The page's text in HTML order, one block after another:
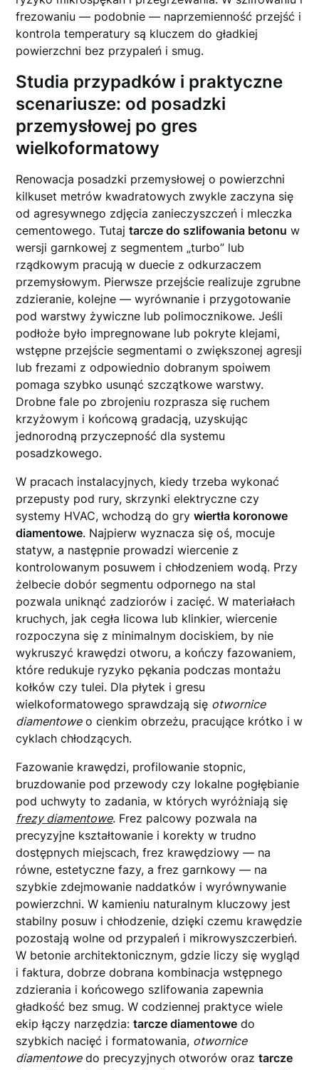
frezowaniu — podobnie — naprzemienność przejść i
kontrola temperatury są kluczem do gładkiej
powierzchni bez przypaleń i smug.
Studia przypadków i praktyczne
scenariusze: od posadzki
przemysłowej po gres
wielkoformatowy
Renowacja posadzki przemysłowej o powierzchni
kilkuset metrów kwadratowych zwykle zaczyna się
od agresywnego zdjęcia zanieczyszczeń i mleczka
cementowego. Tutajtarcze do szlifowania betonu w
wersji garnkowej z segmentem „turbo” lub
rządkowym pracują w duecie z odkurzaczem
przemysłowym. Pierwsze przejście realizuje zgrubne
zdzieranie, kolejne — wyrównanie i przygotowanie
pod warstwy żywiczne lub polimocznikowe. Jeśli
podłoże było impregnowane lub pokryte klejami,
wstępne przejście segmentami o zwiększonej agresji
lub frezami z odpowiednio dobranym spoiwem
pomaga szybko usunąć szczątkowe warstwy.
Drobne fale po zbrojeniu rozprasza się ruchem
krzyżowym i końcową gradacją, uzyskując
jednorodną przyczepność dla systemu
posadzkowego.
W pracach instalacyjnych, kiedy trzeba wykonać
przepusty pod rury, skrzynki elektryczne czy
systemy HVAC, wchodzą do grywiertła koronowe
diamentowe. Najpierw wyznacza się oś, mocuje
statyw, a następnie prowadzi wiercenie z
kontrolowanym posuwem i chłodzeniem wodą. Przy
żelbecie dobór segmentu odpornego na stal
pozwala uniknąć zadziorów i zacięć. W materiałach
kruchych, jak cegła licowa lub klinkier, wiercenie
rozpoczyna się z minimalnym dociskiem, by nie
wykruszyć krawędzi otworu, a kończy fazowaniem,
które redukuje ryzyko pękania podczas montażu
kołków czy tulei. Dla płytek i gresu
wielkoformatowego sprawdzają się otwornice
diamentoweo cienkim obrzeżu, pracujące krótko i w
cyklach chłodzących.
Fazowanie krawędzi, profilowanie stopnic,
bruzdowanie pod przewody czy lokalne pogłębianie
pod uchwyty to zadania, w których wyróżniają się
frezy diamentowe. Frez palcowy pozwala na
precyzyjne kształtowanie i korekty w trudno
dostępnych miejscach, frez krawędziowy — na
równe, estetyczne fazy, a frez garnkowy — na
szybkie zdejmowanie naddatków i wyrównywanie
powierzchni. W kamieniu naturalnym kluczowy jest
stabilny posuw i chłodzenie, dzięki czemu krawędzie
pozostają wolne od przypaleń i mikrowyszczerbień.
W betonie architektonicznym, gdzie liczy się wygląd
i faktura, dobrze dobrana kombinacja wstępnego
zdzierania i końcowego szlifowania zapewnia
gładkość bez smug. W codziennej praktyce wiele
ekip łączy narzędzia:tarcze diamentowe do
szybkich nacięć i formatowania, otwornice
diamentowedo precyzyjnych otworów oraztarcze